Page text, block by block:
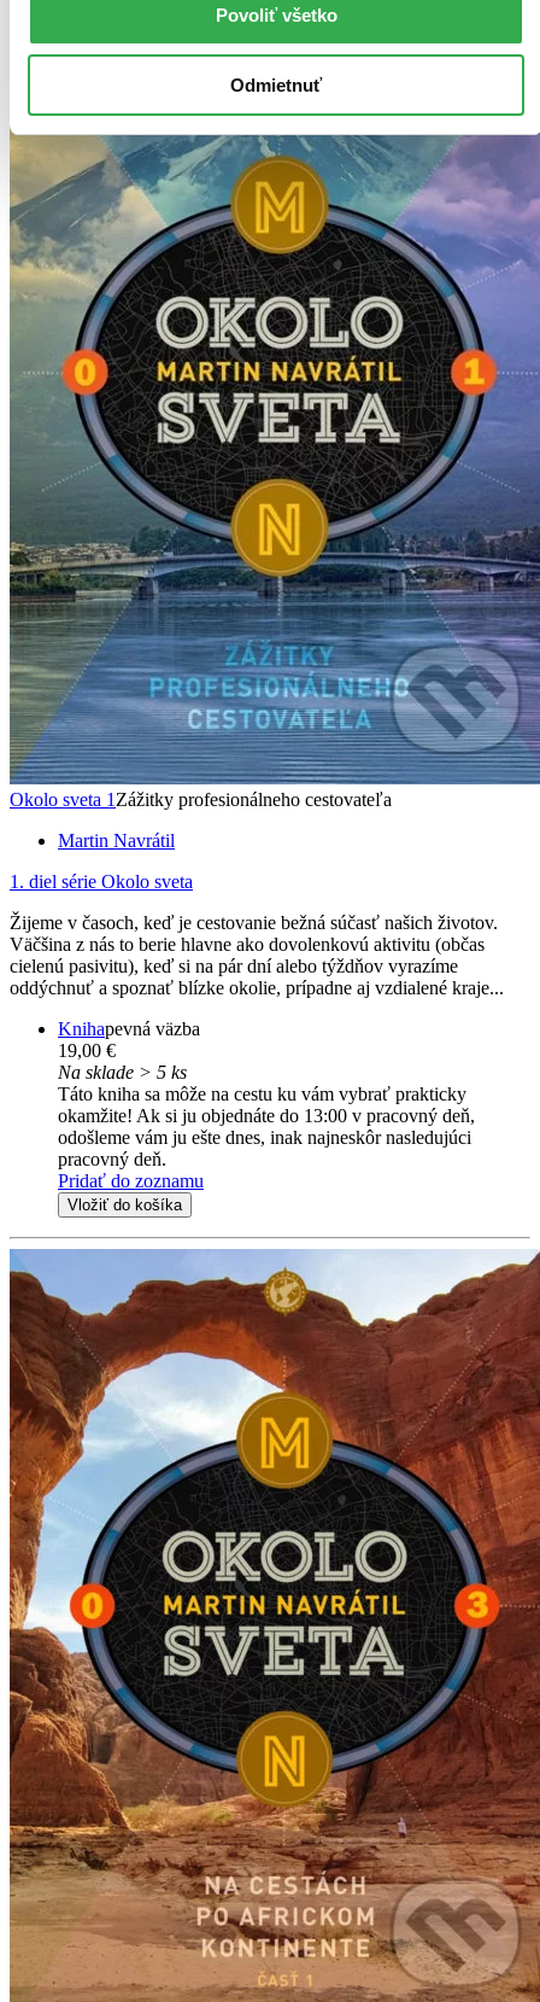
Povoliť všetko
Odmietnuť
Okolo sveta 1 Zážitky profesionálneho cestovateľa
Martin Navrátil
1. diel série Okolo sveta
Žijeme v časoch, keď je cestovanie bežná súčasť našich životov.
Väčšina z nás to berie hlavne ako dovolenkovú aktivitu (občas
cielenú pasivitu), keď si na pár dní alebo týždňov vyrazíme
oddýchnuť a spoznať blízke okolie, prípadne aj vzdialené kraje...
Knihapevná väzba
19,00 €
Na sklade > 5 ks
Táto kniha sa môže na cestu ku vám vybrať prakticky
okamžite! Ak si ju objednáte do 13:00 v pracovný deň,
odošleme vám ju ešte dnes, inak najneskôr nasledujúci
pracovný deň.
Pridať do zoznamu
Vložiť do košíka